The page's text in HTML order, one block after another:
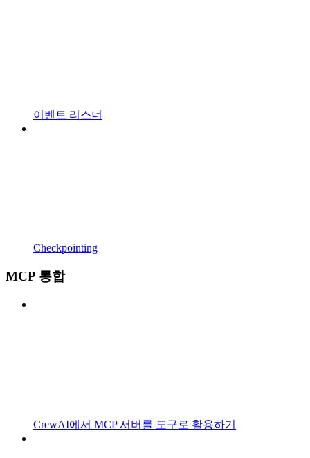
이벤트 리스너
Checkpointing
MCP 통합
CrewAI에서 MCP 서버를 도구로 활용하기